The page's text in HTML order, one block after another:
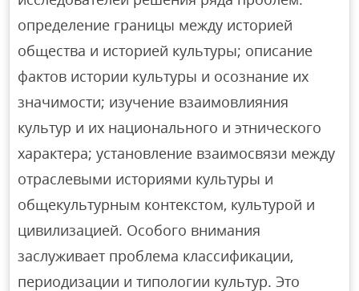
определение границы между историей
общества и историей культуры; описание
фактов истории культуры и осознание их
значимости; изучение взаимовлияния
культур и их национального и этнического
характера; установление взаимосвязи между
отраслевыми историями культуры и
общекультурным контекстом, культурой и
цивилизацией. Особого внимания
заслуживает проблема классификации,
периодизации и типологии культур. Это